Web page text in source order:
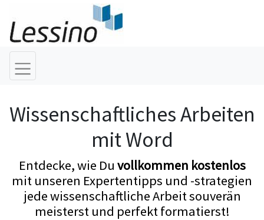
Wissenschaftliches Arbeiten
mit Word
Entdecke, wie Du vollkommen kostenlos
mit unseren Expertentipps und -strategien
jede wissenschaftliche Arbeit souverän
meisterst und perfekt formatierst!